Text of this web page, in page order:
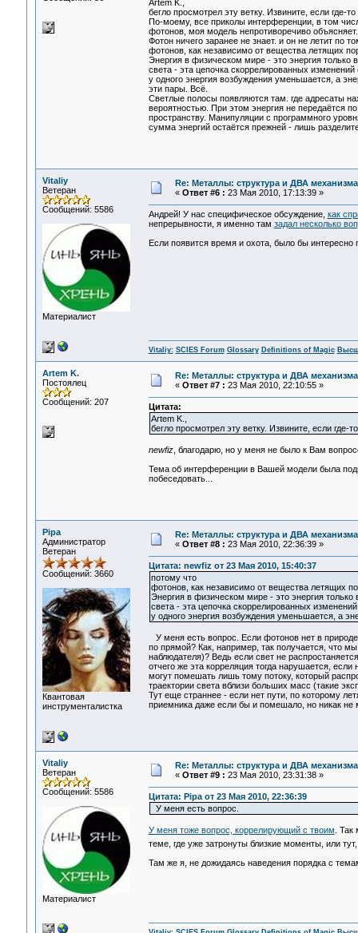
Artem K.,
бегло просмотрел эту ветку. Извините, если где-
По-моему, все приколы интерференции, в том
фотонов, моя модель непротиворечиво объясняет.
Фотон ничего заранее не знает. и он не летит по
фотонов, как независимо от вещества летящих
Энергия в физическом мире - это энергия только
света - эта цепочка скоррелированных
у одного энергия возбуждения уменьшается, а
эти пары. Всё.
Светлые полосы появляются там. где адресаты
вероятностью. При этом энергия не передаётся
пространству. Манипуляции с программного
сумма энергий остаётся прежней - лишь
Vitaliy
Ветеран
Сообщений: 5586
Материалист
Re: Металлы: структура и ДВА
« Ответ #6 : 23 Мая 2010, 17:13:39 »
Андрей! У нас специфическое обсуждение, как
непрерывности, я именно там задал несколько
Если появится время и охота, было бы интересно
Vitaliy: SCIES Forum Glossary Definitions of Magic
Artem K.
Постоялец
Сообщений: 207
Re: Металлы: структура и ДВА
« Ответ #7 : 23 Мая 2010, 22:10:55 »
Цитата:
Artem K.,
бегло просмотрел эту ветку. Извините, если где-
newfiz, благодарю, но у меня не было к Вам
Тема об интерференции в Вашей модели была
побеседовать...
Pipa
Администратор
Ветеран
Сообщений: 3660
Квантовая
инструменталистка
Re: Металлы: структура и ДВА
« Ответ #8 : 23 Мая 2010, 22:36:39 »
Цитата: newfiz от 23 Мая 2010, 15:40:37
потому что
фотонов, как независимо от вещества летящих
Энергия в физическом мире - это энергия только
света - эта цепочка скоррелированных
у одного энергия возбуждения уменьшается, а
У меня есть вопрос. Если фотонов нет в
по прямой? Как, например, так получается, что
наблюдателя)? Ведь если свет не
отчего же эта корреляция тогда нарушается,
могут помешать лишь тому потоку, который
траектории света вблизи больших масс (такие
Тут еще страннее - если нет пути, по которому
приемника даже если бы и помешало, но никак
Vitaliy
Ветеран
Сообщений: 5586
Материалист
Re: Металлы: структура и ДВА
« Ответ #9 : 23 Мая 2010, 23:31:38 »
Цитата: Pipa от 23 Мая 2010, 22:36:39
У меня есть вопрос.
У меня тоже вопрос, коррелирующий с твоим .
теме, где уже затронуты близкие моменты, или
Там же я, не дожидаясь наведения порядка с